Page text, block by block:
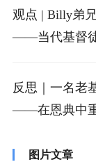
观点 | Billy弟
——当代基督
反思｜一名老
——在恩典中
图片文章